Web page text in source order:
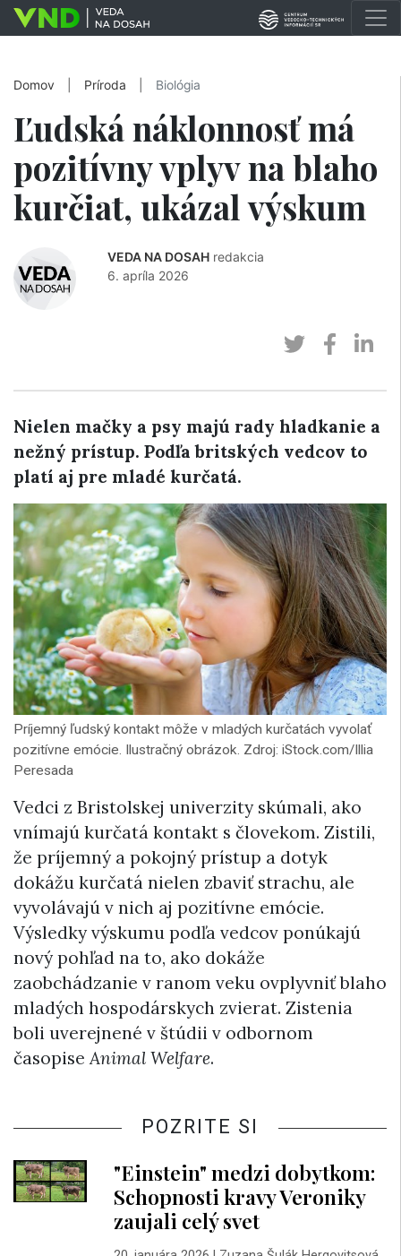
Domov Príroda Biológia
Ľudská náklonnosť má
pozitívny vplyv na blaho
kurčiat, ukázal výskum
VEDA NA DOSAH redakcia
6. apríla 2026
Nielen mačky a psy majú rady hladkanie a
nežný prístup. Podľa britských vedcov to
platí aj pre mladé kurčatá.
Príjemný ľudský kontakt môže v mladých kurčatách vyvolať
pozitívne emócie. Ilustračný obrázok. Zdroj: iStock.com/Illia
Peresada
Vedci z Bristolskej univerzity skúmali, ako
vnímajú kurčatá kontakt s človekom. Zistili,
že príjemný a pokojný prístup a dotyk
dokážu kurčatá nielen zbaviť strachu, ale
vyvolávajú v nich aj pozitívne emócie.
Výsledky výskumu podľa vedcov ponúkajú
nový pohľad na to, ako dokáže
zaobchádzanie v ranom veku ovplyvniť blaho
mladých hospodárskych zvierat. Zistenia
boli uverejnené v štúdii v odbornom
časopiseAnimal Welfare.
POZRITE SI
"Einstein" medzi dobytkom:
Schopnosti kravy Veroniky
zaujali celý svet